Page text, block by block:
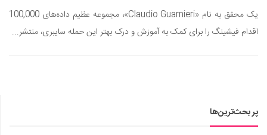
موفقیت و مهارت‌های فردی
بیماری و درمان
کودک و مادر
یک محقق به نام «Claudio Guarnieri»، مجموعه عظیم داده‌های 100,000
اقدام فیشینگ را برای کمک به آموزش و درک بهتر این حمله سایبری، منتشر...
پر بحث‌ترین‌ها